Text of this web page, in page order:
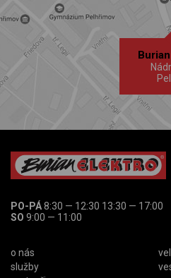
PO-PÁ8:30 — 12:30 13:30 — 17:00
SO 9:00 — 11:00
o nás
služby